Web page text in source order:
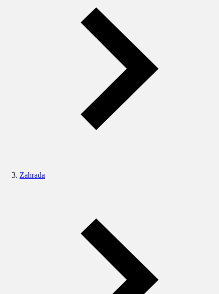
Zahrada